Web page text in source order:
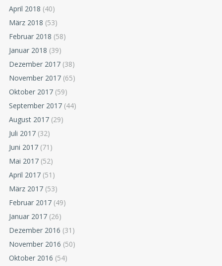
April 2018 (40)
März 2018 (53)
Februar 2018 (58)
Januar 2018 (39)
Dezember 2017 (38)
November 2017 (65)
Oktober 2017 (59)
September 2017 (44)
August 2017 (29)
Juli 2017 (32)
Juni 2017 (71)
Mai 2017 (52)
April 2017 (51)
März 2017 (53)
Februar 2017 (49)
Januar 2017 (26)
Dezember 2016 (31)
November 2016 (50)
Oktober 2016 (54)